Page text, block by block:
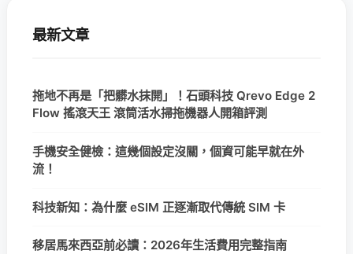
最新文章
拖地不再是「把髒水抹開」！石頭科技 Qrevo Edge 2
Flow 搖滾天王 滾筒活水掃拖機器人開箱評測
手機安全健檢：這幾個設定沒關，個資可能早就在外
流！
科技新知：為什麼 eSIM 正逐漸取代傳統 SIM 卡
移居馬來西亞前必讀：2026年生活費用完整指南